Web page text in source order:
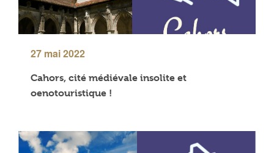
27 mai 2022
Cahors, cité médiévale insolite et
oenotouristique !